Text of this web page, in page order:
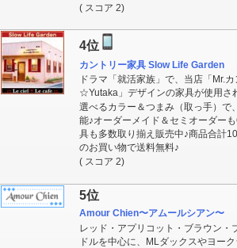
( スコア 2)
4位
カントリー家具 Slow Life Garden
ドラマ「就活家族」で、当店「Mr.
☆Yutaka」デザインの家具が使用さ
選べるカラー＆つまみ（取っ手）で
能♪オーダーメイド＆セミオーダー
具も多数取り揃え販売中♪商品合計
のお買い物で送料無料♪
( スコア 2)
5位
Amour Chien〜アムールシアン〜
レッド・アプリコット・ブラウン・
ドルを中心に、MLダックスやヨー